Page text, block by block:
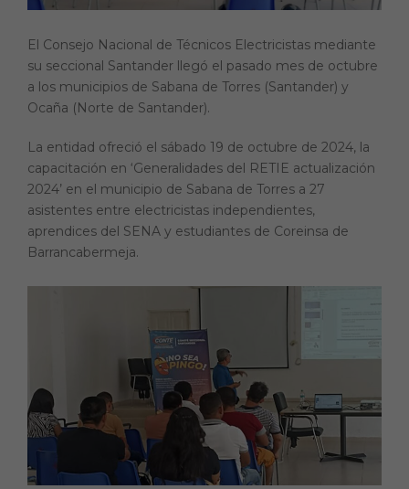
El Consejo Nacional de Técnicos Electricistas mediante
su seccional Santander llegó el pasado mes de octubre
a los municipios de Sabana de Torres (Santander) y
Ocaña (Norte de Santander).
La entidad ofreció el sábado 19 de octubre de 2024, la
capacitación en ‘Generalidades del RETIE actualización
2024’ en el municipio de Sabana de Torres a 27
asistentes entre electricistas independientes,
aprendices del SENA y estudiantes de Coreinsa de
Barrancabermeja.